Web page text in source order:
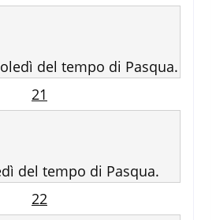
del tempo di Pasqua.
21
del tempo di Pasqua.
22